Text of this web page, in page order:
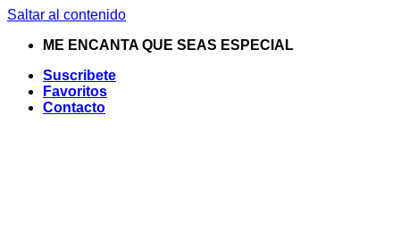
Saltar al contenido
ME ENCANTA QUE SEAS ESPECIAL
Suscribete
Favoritos
Contacto